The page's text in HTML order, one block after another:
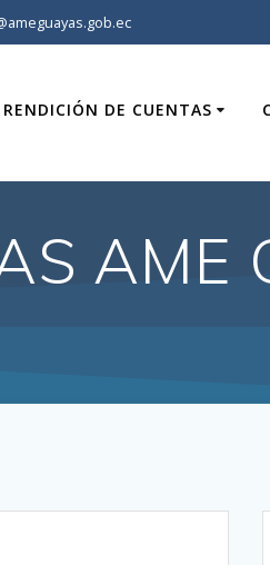
RENDICIÓN DE CUENTAS
AME